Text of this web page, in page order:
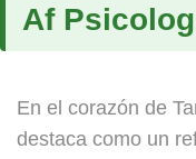
Af
En el corazón de
destaca como un